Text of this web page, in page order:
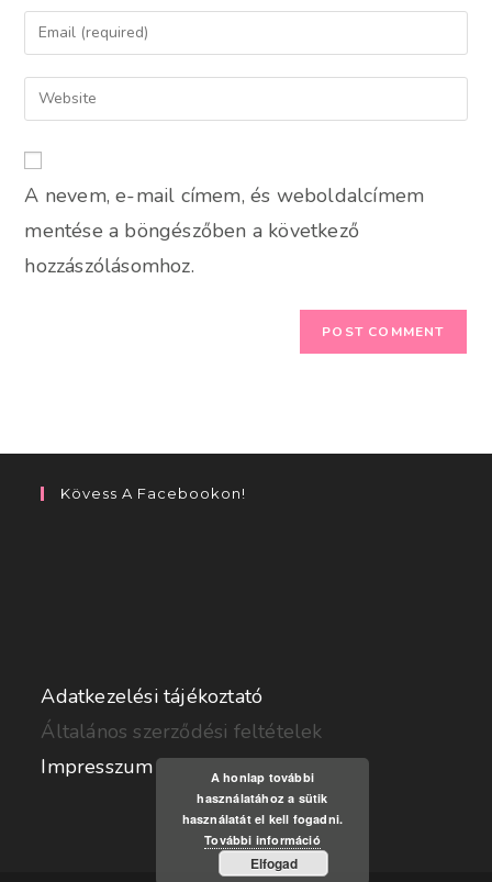
name
comment
Enter
your
email
address
Enter
your
URL
(optional)
A nevem, e-mail címem, és weboldalcímem
mentése a böngészőben a következő
hozzászólásomhoz.
Kövess A Facebookon!
Adatkezelési tájékoztató
Általános szerződési feltételek
Impresszum
A honlap további
használatához a sütik
használatát el kell fogadni.
További információ
Elfogad